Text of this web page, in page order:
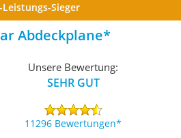
Leistungs-Sieger
Abdeckplane
Unsere Bewertung:
SEHR GUT
11296 Bewertungen